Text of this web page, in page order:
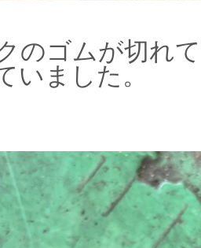
のゴムが切れ
いました。